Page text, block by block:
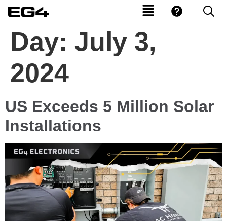
Day: July 3,
2024
US Exceeds 5 Million Solar
Installations